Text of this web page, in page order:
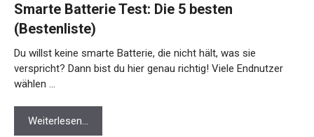
Smarte Batterie Test: Die 5 besten
(Bestenliste)
Du willst keine smarte Batterie, die nicht hält, was sie
verspricht? Dann bist du hier genau richtig! Viele Endnutzer
wählen …
Weiterlesen…